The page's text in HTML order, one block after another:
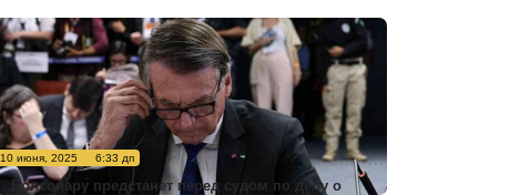
10 июня, 2025 6:33 дп
Болсонару предстанет перед судом по делу о